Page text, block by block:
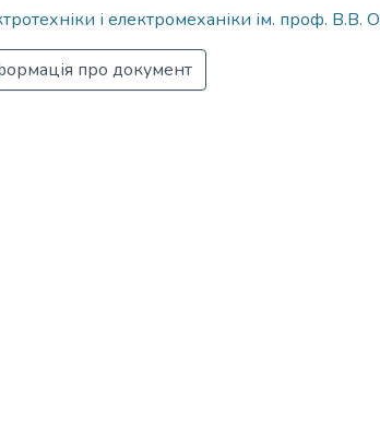
і електромеханіки ім. проф. В.В.
про документ